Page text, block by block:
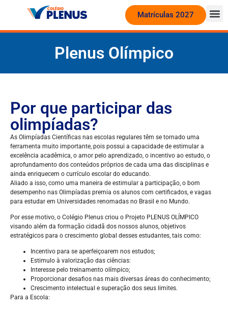
Matrículas 2027
Plenus Olímpico
Por que participar das
olimpíadas?
As Olimpíadas Científicas nas escolas regulares têm se tornado uma
ferramenta muito importante, pois possui a capacidade de estimular a
excelência acadêmica, o amor pelo aprendizado, o incentivo ao estudo, o
aprofundamento dos conteúdos próprios de cada uma das disciplinas e
ainda enriquecem o currículo escolar do educando.
Aliado a isso, como uma maneira de estimular a participação, o bom
desempenho nas Olimpíadas premia os alunos com certificados, e vagas
para estudar em Universidades renomadas no Brasil e no Mundo.
Por esse motivo, o Colégio Plenus criou o Projeto PLENUS OLÍMPICO
visando além da formação cidadã dos nossos alunos, objetivos
estratégicos para o crescimento global desses estudantes, tais como:
Incentivo para se aperfeiçoarem nos estudos;
Estimulo à valorização das ciências:
Interesse pelo treinamento olímpico;
Proporcionar desafios nas mais diversas áreas do conhecimento;
Crescimento intelectual e superação dos seus limites.
Para a Escola: